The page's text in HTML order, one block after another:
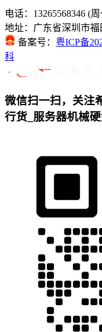
电话：13265568346 (
地址：广东省深圳市
备案号： 粤ICP备
科
微信扫一扫，关注
行货_服务器机械